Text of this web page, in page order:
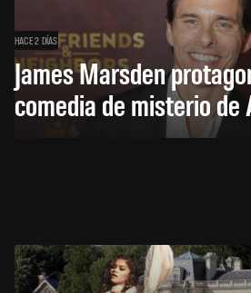
HACE 2 DÍAS
James Marsden
comedia de misterio de